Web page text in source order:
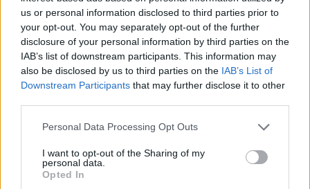
us or personal information disclosed to third parties prior to
your opt-out. You may separately opt-out of the further
disclosure of your personal information by third parties on the
IAB’s list of downstream participants. This information may
also be disclosed by us to third parties on the IAB’s List of
Downstream Participants that may further disclose it to other
Personal Data Processing Opt Outs
I want to opt-out of the Sharing of my
personal data.
Opted In
T
V
Sigla usada para o trabalho final de faculdade:
T
C
C
Espaço vazio:
Tempo livre: